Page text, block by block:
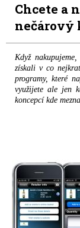
Chcete a
nečárový
Když
získali v co
programy, které
využijete ale jen
koncepcí kde